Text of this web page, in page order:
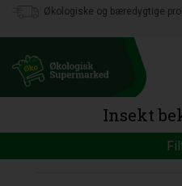
Økologiske og bæredygtige
Insekt